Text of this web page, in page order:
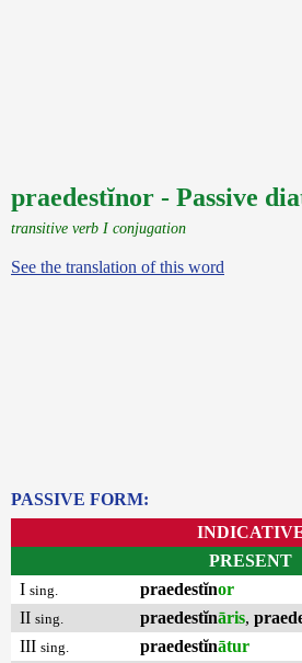
praedestĭnor - Passive
transitive verb I conjugation
See the translation of this word
PASSIVE FORM:
PRESENT
I sing. praedestĭnor
II sing. praedestĭnāris,
III sing. praedestĭnātur